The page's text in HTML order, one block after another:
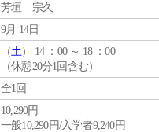
芳垣 宗久
9月 14日
（土） 14 ：00 ～ 18 ：00
（休憩20分1回含む）
全1回
10,290円
一般10,290円/入学者9,240円